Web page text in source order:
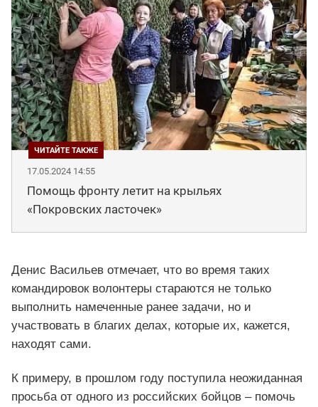
17.05.2024 14:55
Помощь фронту летит на крыльях
«Покровских ласточек»
Денис Васильев отмечает, что во время таких
командировок волонтеры стараются не только
выполнить намеченные ранее задачи, но и
участвовать в благих делах, которые их, кажется,
находят сами.
К примеру, в прошлом году поступила неожиданная
просьба от одного из российских бойцов – помочь